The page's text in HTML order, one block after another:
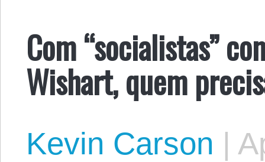
Com “socialistas”
Wishart, quem
Kevin Carson |